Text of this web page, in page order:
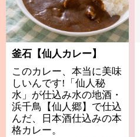
釜石【仙人カレー】
このカレー、本当に美味
しいんです!「仙人秘
水」が仕込み水の地酒・
浜千鳥【仙人郷】で仕込
んだ、日本酒仕込みの本
格カレー。